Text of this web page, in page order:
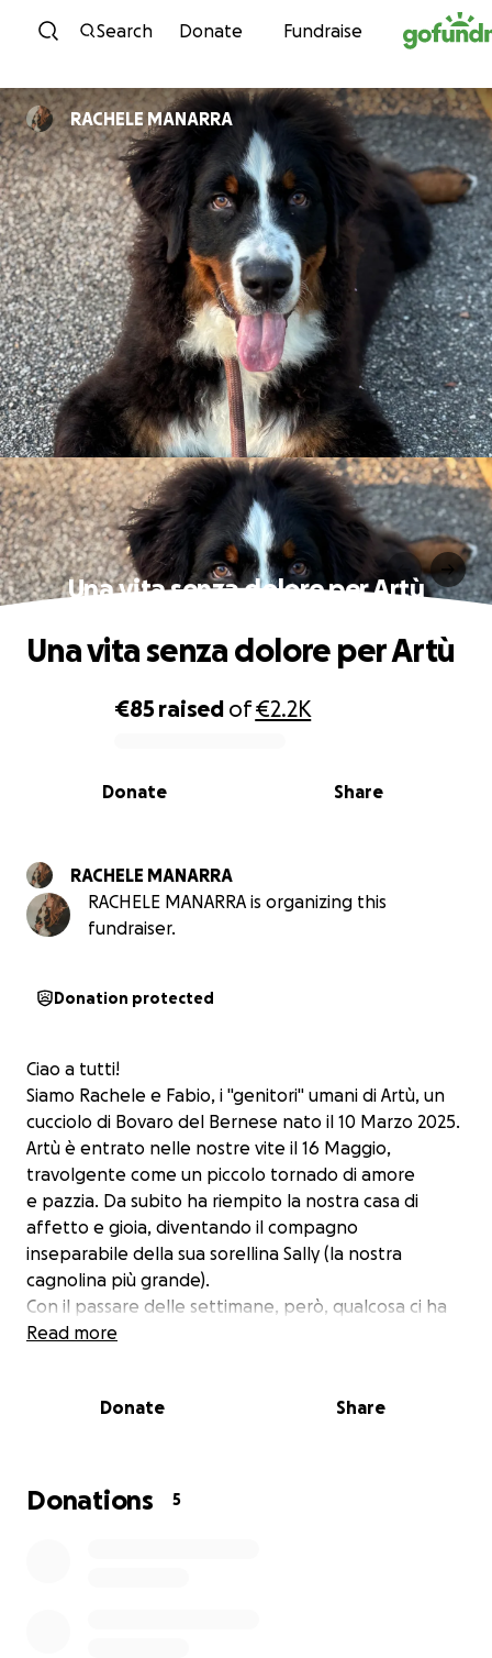
Skip to content
Search Donate Fundraise
RACHELE MANARRA
Una vita senza dolore per Artù
0% complete
€85 raised of€2.2K
Share
Donate
Una vita senza dolore per Artù
RACHELE MANARRA
RACHELE MANARRA is organizing this
fundraiser.
Donation protected
Ciao a tutti!
Siamo Rachele e Fabio, i "genitori" umani di Artù, un
cucciolo di Bovaro del Bernese nato il 10 Marzo 2025.
Artù è entrato nelle nostre vite il 16 Maggio,
travolgente come un piccolo tornado di amore
e pazzia. Da subito ha riempito la nostra casa di
affetto e gioia, diventando il compagno
inseparabile della sua sorellina Sally (la nostra
cagnolina più grande).
Con il passare delle settimane, però, qualcosa ci ha
iniziato a preoccupare: camminava in
pieni di dolcezza e di dolore.
vorrebbe sentire: displasia grave bilaterale alle
Read more
Donate Share
Donations 5